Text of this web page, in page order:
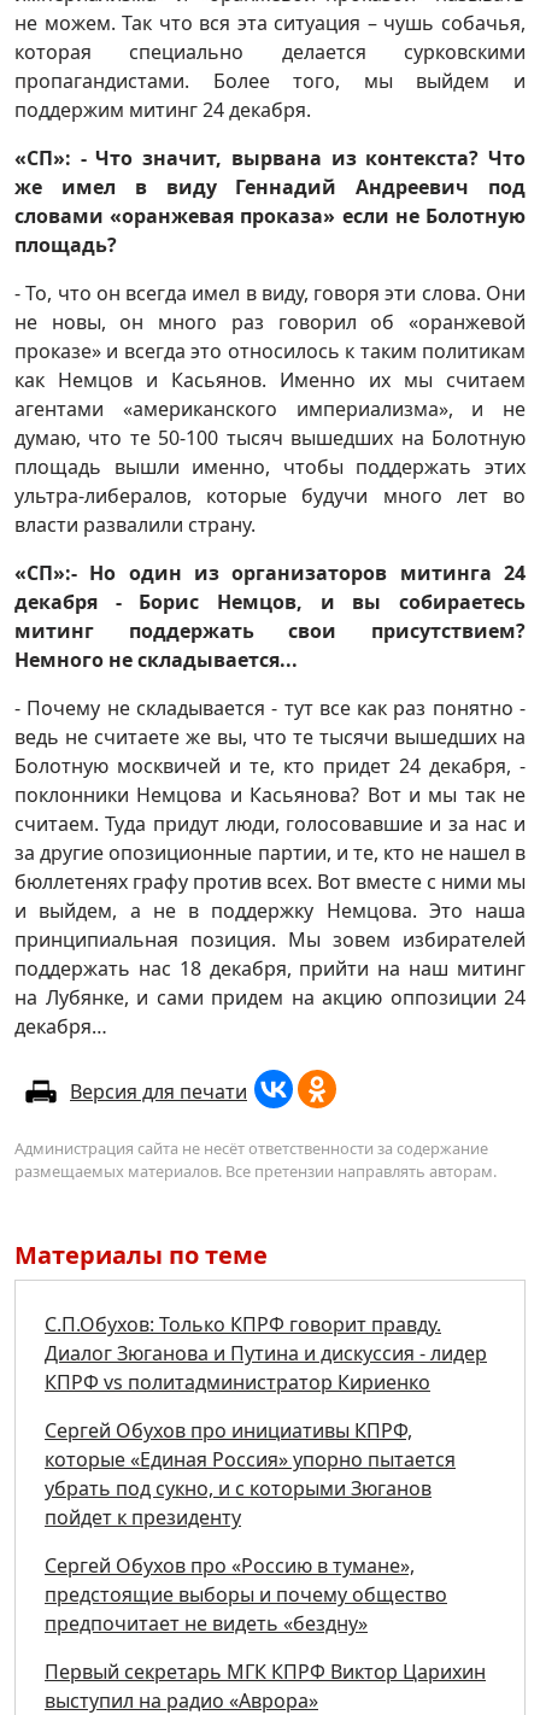
не можем. Так что вся эта ситуация – чушь собачья,
которая специально делается сурковскими
пропагандистами. Более того, мы выйдем и
поддержим митинг 24 декабря.
«СП»: - Что значит, вырвана из контекста? Что
же имел в виду Геннадий Андреевич под
словами «оранжевая проказа» если не Болотную
площадь?
- То, что он всегда имел в виду, говоря эти слова. Они
не новы, он много раз говорил об «оранжевой
проказе» и всегда это относилось к таким политикам
как Немцов и Касьянов. Именно их мы считаем
агентами «американского империализма», и не
думаю, что те 50-100 тысяч вышедших на Болотную
площадь вышли именно, чтобы поддержать этих
ультра-либералов, которые будучи много лет во
власти развалили страну.
«СП»:- Но один из организаторов митинга 24
декабря - Борис Немцов, и вы собираетесь
митинг поддержать свои присутствием?
Немного не складывается...
- Почему не складывается - тут все как раз понятно -
ведь не считаете же вы, что те тысячи вышедших на
Болотную москвичей и те, кто придет 24 декабря, -
поклонники Немцова и Касьянова? Вот и мы так не
считаем. Туда придут люди, голосовавшие и за нас и
за другие опозиционные партии, и те, кто не нашел в
бюллетенях графу против всех. Вот вместе с ними мы
и выйдем, а не в поддержку Немцова. Это наша
принципиальная позиция. Мы зовем избирателей
поддержать нас 18 декабря, прийти на наш митинг
на Лубянке, и сами придем на акцию оппозиции 24
декабря…
Версия для печати
Администрация сайта не несёт ответственности за содержание
размещаемых материалов. Все претензии направлять авторам.
Материалы по теме
С.П.Обухов: Только КПРФ говорит правду.
Диалог Зюганова и Путина и дискуссия - лидер
КПРФ vs политадминистратор Кириенко
Сергей Обухов про инициативы КПРФ,
которые «Единая Россия» упорно пытается
убрать под сукно, и с которыми Зюганов
пойдет к президенту
Сергей Обухов про «Россию в тумане»,
предстоящие выборы и почему общество
предпочитает не видеть «бездну»
Первый секретарь МГК КПРФ Виктор Царихин
выступил на радио «Аврора»